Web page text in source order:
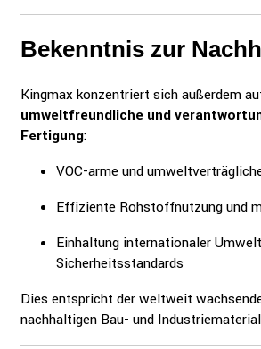
Bekenntnis zur
Kingmax konzentriert sich außerdem
umweltfreundliche und
Fertigung:
VOC-arme und
Effiziente Rohstoffnutzung und
Einhaltung internationaler
Sicherheitsstandards
Dies entspricht der weltweit
nachhaltigen Bau- und